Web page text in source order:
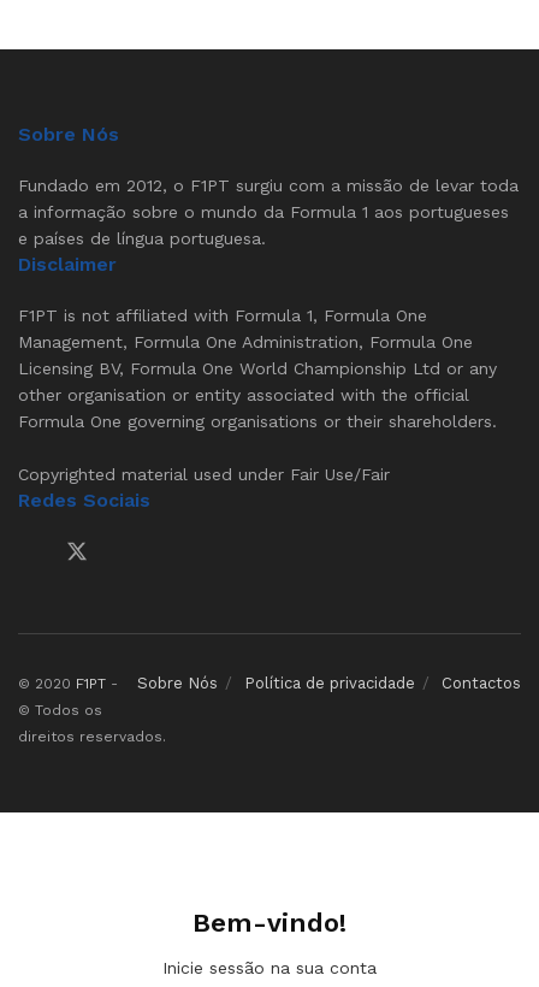
Sobre Nós
Fundado em 2012, o F1PT surgiu com a missão de levar toda
a informação sobre o mundo da Formula 1 aos portugueses
e países de língua portuguesa.
Disclaimer
F1PT is not affiliated with Formula 1, Formula One
Management, Formula One Administration, Formula One
Licensing BV, Formula One World Championship Ltd or any
other organisation or entity associated with the official
Formula One governing organisations or their shareholders.
Copyrighted material used under Fair Use/Fair
Redes Sociais
Sobre Nós Política de privacidade Contactos
© 2020 F1PT -
© Todos os
direitos reservados.
Bem-vindo!
Inicie sessão na sua conta